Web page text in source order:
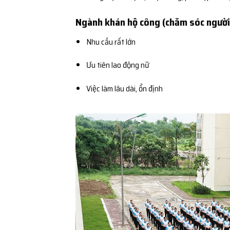
Ngành khán hộ công (chăm sóc
Nhu cầu rất lớn
Ưu tiên lao động nữ
Việc làm lâu dài, ổn định